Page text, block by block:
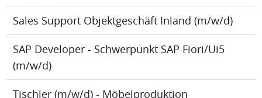
Sales Support Objektgeschäft Inland (m/w/d)
SAP Developer - Schwerpunkt SAP Fiori/Ui5
(m/w/d)
Tischler (m/w/d) - Möbelproduktion